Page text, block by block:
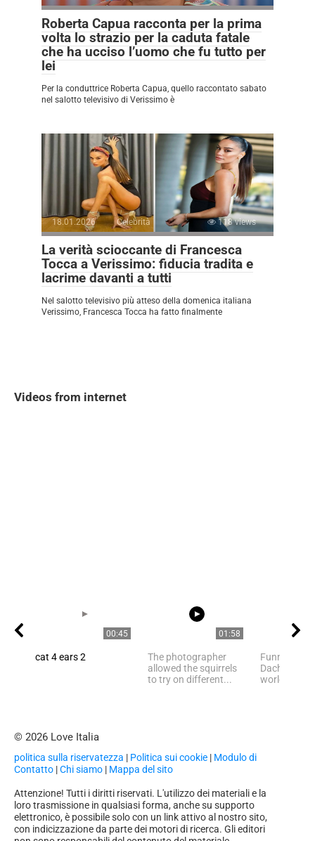
Roberta Capua racconta per la prima
volta lo strazio per la caduta fatale
che ha ucciso l’uomo che fu tutto per
lei
Per la conduttrice Roberta Capua, quello raccontato sabato
nel salotto televisivo di Verissimo è
18.01.2026 Celebrità 118 views
La verità scioccante di Francesca
Tocca a Verissimo: fiducia tradita e
lacrime davanti a tutti
Nel salotto televisivo più atteso della domenica italiana
Verissimo, Francesca Tocca ha fatto finalmente
Videos from internet
00:45
cat 4 ears 2
01:58
The photographer
allowed the squirrels
to try on different...
Funny Mini
Dachshund
© 2026 Love Italia
politica sulla riservatezza | Politica sui cookie | Modulo di
Contatto |Chi siamo | Mappa del sito
Attenzione! Tutti i diritti riservati. L'utilizzo dei materiali e la
loro trasmissione in qualsiasi forma, anche su supporto
elettronico, è possibile solo con un link attivo al nostro sito,
con indicizzazione da parte dei motori di ricerca. Gli editori